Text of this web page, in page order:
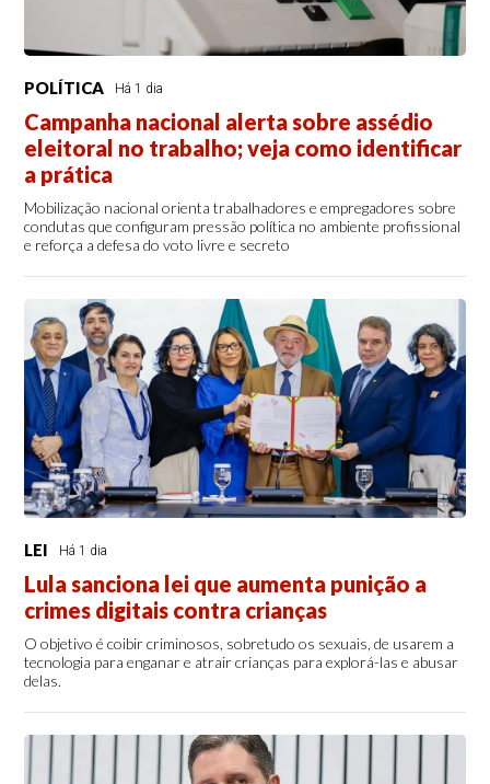
POLÍTICA Há 1 dia
Campanha nacional alerta sobre assédio
eleitoral no trabalho; veja como identificar
a prática
Mobilização nacional orienta trabalhadores e empregadores sobre
condutas que configuram pressão política no ambiente profissional
e reforça a defesa do voto livre e secreto
LEI Há 1 dia
Lula sanciona lei que aumenta punição a
crimes digitais contra crianças
O objetivo é coibir criminosos, sobretudo os sexuais, de usarem a
tecnologia para enganar e atrair crianças para explorá-las e abusar
delas.